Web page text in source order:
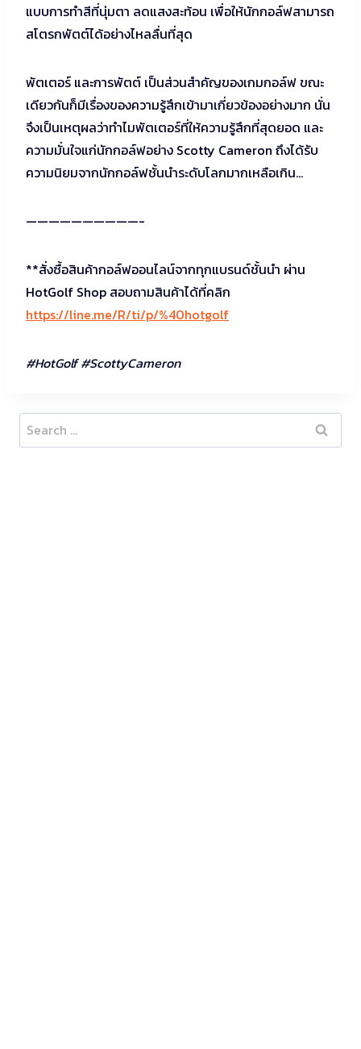
แบบการทำสีที่นุ่มตา ลดแสงสะท้อน เพื่อให้นักกอล์ฟสามารถ
สโตรกพัตต์ได้อย่างไหลลื่นที่สุด
พัตเตอร์ และการพัตต์ เป็นส่วนสำคัญของเกมกอล์ฟ ขณะ
เดียวกันก็มีเรื่องของความรู้สึกเข้ามาเกี่ยวข้องอย่างมาก นั่น
จึงเป็นเหตุผลว่าทำไมพัตเตอร์ที่ให้ความรู้สึกที่สุดยอด และ
ความมั่นใจแก่นักกอล์ฟอย่าง Scotty Cameron ถึงได้รับ
ความนิยมจากนักกอล์ฟชั้นนำระดับโลกมากเหลือเกิน…
——————————-
**สั่งซื้อสินค้ากอล์ฟออนไลน์จากทุกแบรนด์ชั้นนำ ผ่าน
HotGolf Shop สอบถามสินค้าได้ที่คลิก
https://line.me/R/ti/p/%40hotgolf
#HotGolf #ScottyCameron
Search
for: